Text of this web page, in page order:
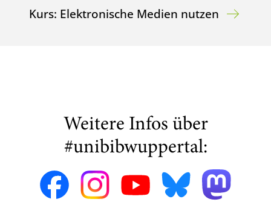
Kurs: Elektronische Medien nutzen
Weitere Infos über
#unibibwuppertal: